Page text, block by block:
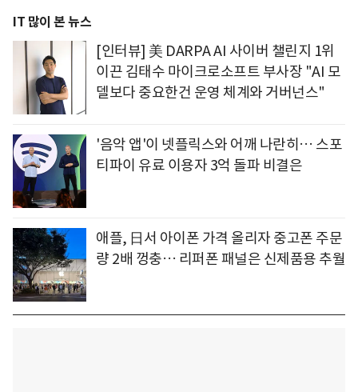
IT 많이 본 뉴스
[인터뷰] 美 DARPA AI 사이버 챌린지 1위
이끈 김태수 마이크로소프트 부사장 "AI 모
델보다 중요한건 운영 체계와 거버넌스"
'음악 앱'이 넷플릭스와 어깨 나란히… 스포
티파이 유료 이용자 3억 돌파 비결은
애플, 日서 아이폰 가격 올리자 중고폰 주문
량 2배 껑충… 리퍼폰 패널은 신제품용 추월